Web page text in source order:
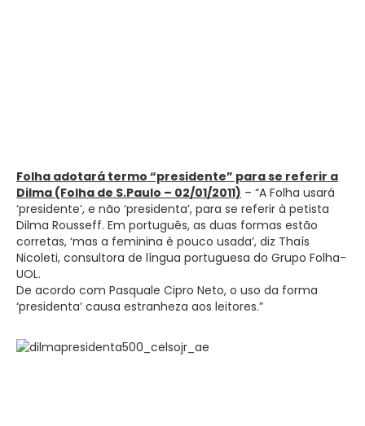
Folha adotará termo “presidente” para se referir a
Dilma (Folha de S.Paulo – 02/01/2011) – “A Folha usará
‘presidente’, e não ‘presidenta’, para se referir à petista
Dilma Rousseff. Em português, as duas formas estão
corretas, ‘mas a feminina é pouco usada’, diz Thaís
Nicoleti, consultora de língua portuguesa do Grupo Folha-
UOL.
De acordo com Pasquale Cipro Neto, o uso da forma
‘presidenta’ causa estranheza aos leitores.”